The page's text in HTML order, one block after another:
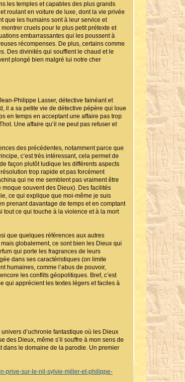
les temples et capables des plus grands
roulant en voiture de luxe, dont la vie privée
que les humains sont à leur service et
cruels pour le plus petit prétexte et
embarrassantes qui les poussent à
récompenses. De plus, certains comme
Des divinités qui soufflent le chaud et le
plongé bien malgré lui notre cher
Philippe Lasser, détective fainéant et
il a sa petite vie de détective pépère qui loue
en temps en acceptant une affaire pas trop
Une affaire qu’il ne peut pas refuser et
des précédentes, notamment parce que
c’est très intéressant, cela permet de
façon plutôt ludique les différents aspects
trop rapide et pas forcément
qui ne me semblent pas vraiment être
souvent des Dieux). Des facilités
ce qui explique que moi-même je suis
prenant davantage de temps et en comptant
tout ce qui touche à la violence et à la mort
que quelques références aux autres
globalement, ce sont bien les Dieux qui
qui porte les fragrances de leurs
dans ses caractéristiques (on limite
humaines, comme l’abus de pouvoir,
les conflits géopolitiques. Bref, c’est
qui apprécient les textes légers et faciles à
d’uchronie fantastique où les Dieux
des Dieux, même s’il souffre à mon sens de
dans le domaine de la parodie. Un premier
prive-sur-le-nil-sylvie-miller-et-philippe-